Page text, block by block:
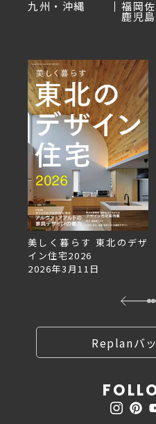
九州・沖縄
福岡
鹿児島
Replan宮城2026
2026年7月30日
Replanバ